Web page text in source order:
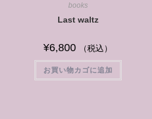
books
Last waltz
¥6,800 （税込）
お買い物カゴに追加